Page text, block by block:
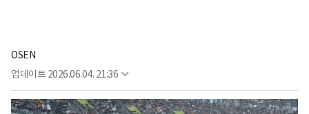
OSEN
업데이트 2026.06.04. 21:36